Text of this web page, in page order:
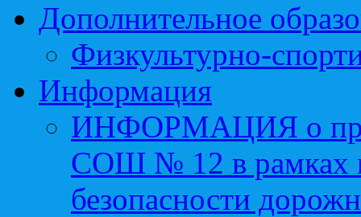
Дополнительное
Физкультурно-
Информация
ИНФОРМАЦИЯ о
СОШ № 12 в рамках
безопасности